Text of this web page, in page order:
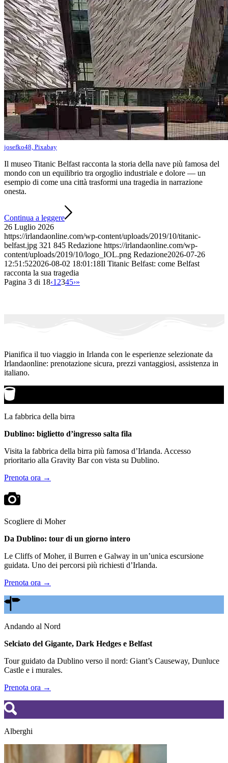
josefko48, Pixabay
Il museo Titanic Belfast racconta la storia della nave più famosa del
mondo con un equilibrio tra orgoglio industriale e dolore — un
esempio di come una città trasformi una tragedia in narrazione
onesta.
Continua a leggere
26 Luglio 2026
https://irlandaonline.com/wp-content/uploads/2019/10/titanic-
belfast.jpg 321 845 Redazione https://irlandaonline.com/wp-
content/uploads/2019/10/logo_IOL.png Redazione2026-07-26
12:51:522026-08-02 18:01:18Il Titanic Belfast: come Belfast
racconta la sua tragedia
Pagina 3 di 18‹1 2345›»
Pianifica il tuo viaggio in Irlanda con le esperienze selezionate da
Irlandaonline: prenotazione sicura, prezzi vantaggiosi, assistenza in
italiano.
La fabbrica della birra
Dublino: biglietto d’ingresso salta fila
Visita la fabbrica della birra più famosa d’Irlanda. Accesso
prioritario alla Gravity Bar con vista su Dublino.
Prenota ora →
Scogliere di Moher
Da Dublino: tour di un giorno intero
Le Cliffs of Moher, il Burren e Galway in un’unica escursione
guidata. Uno dei percorsi più richiesti d’Irlanda.
Prenota ora →
Andando al Nord
Selciato del Gigante, Dark Hedges e Belfast
Tour guidato da Dublino verso il nord: Giant’s Causeway, Dunluce
Castle e i murales.
Prenota ora →
Alberghi